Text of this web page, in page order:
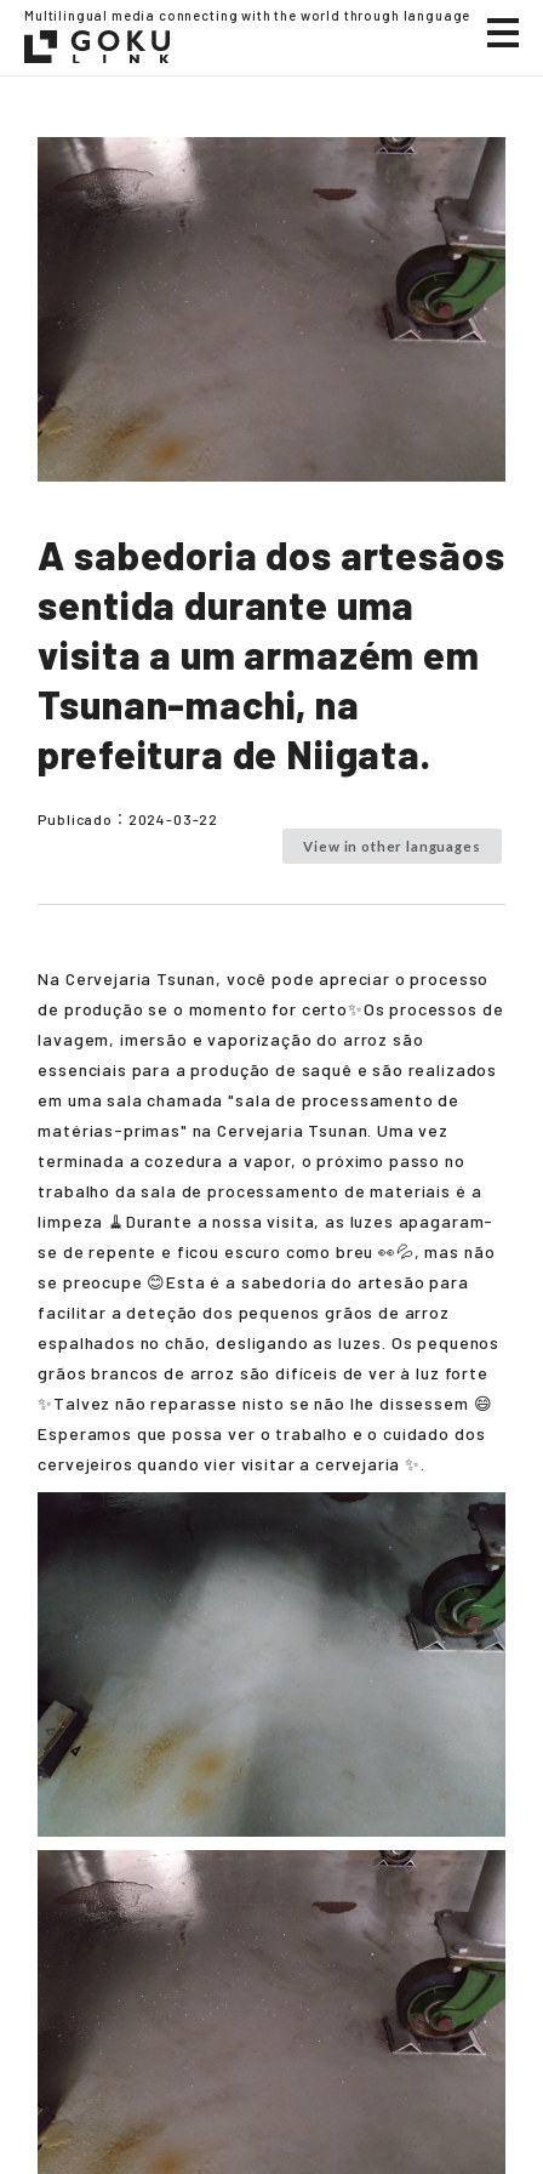
Multilingual media connecting with the world through language
A sabedoria dos artesãos
sentida durante uma
visita a um armazém em
Tsunan-machi, na
prefeitura de Niigata.
Publicado： 2024-03-22
View in other languages
Na Cervejaria Tsunan, você pode apreciar o processo
de produção se o momento for certo✨Os processos de
lavagem, imersão e vaporização do arroz são
essenciais para a produção de saquê e são realizados
em uma sala chamada "sala de processamento de
matérias-primas" na Cervejaria Tsunan. Uma vez
terminada a cozedura a vapor, o próximo passo no
trabalho da sala de processamento de materiais é a
limpeza 🧹Durante a nossa visita, as luzes apagaram-
se de repente e ficou escuro como breu 👀💦, mas não
se preocupe 😊Esta é a sabedoria do artesão para
facilitar a deteção dos pequenos grãos de arroz
espalhados no chão, desligando as luzes. Os pequenos
grãos brancos de arroz são difíceis de ver à luz forte
✨Talvez não reparasse nisto se não lhe dissessem 😄
Esperamos que possa ver o trabalho e o cuidado dos
cervejeiros quando vier visitar a cervejaria ✨.